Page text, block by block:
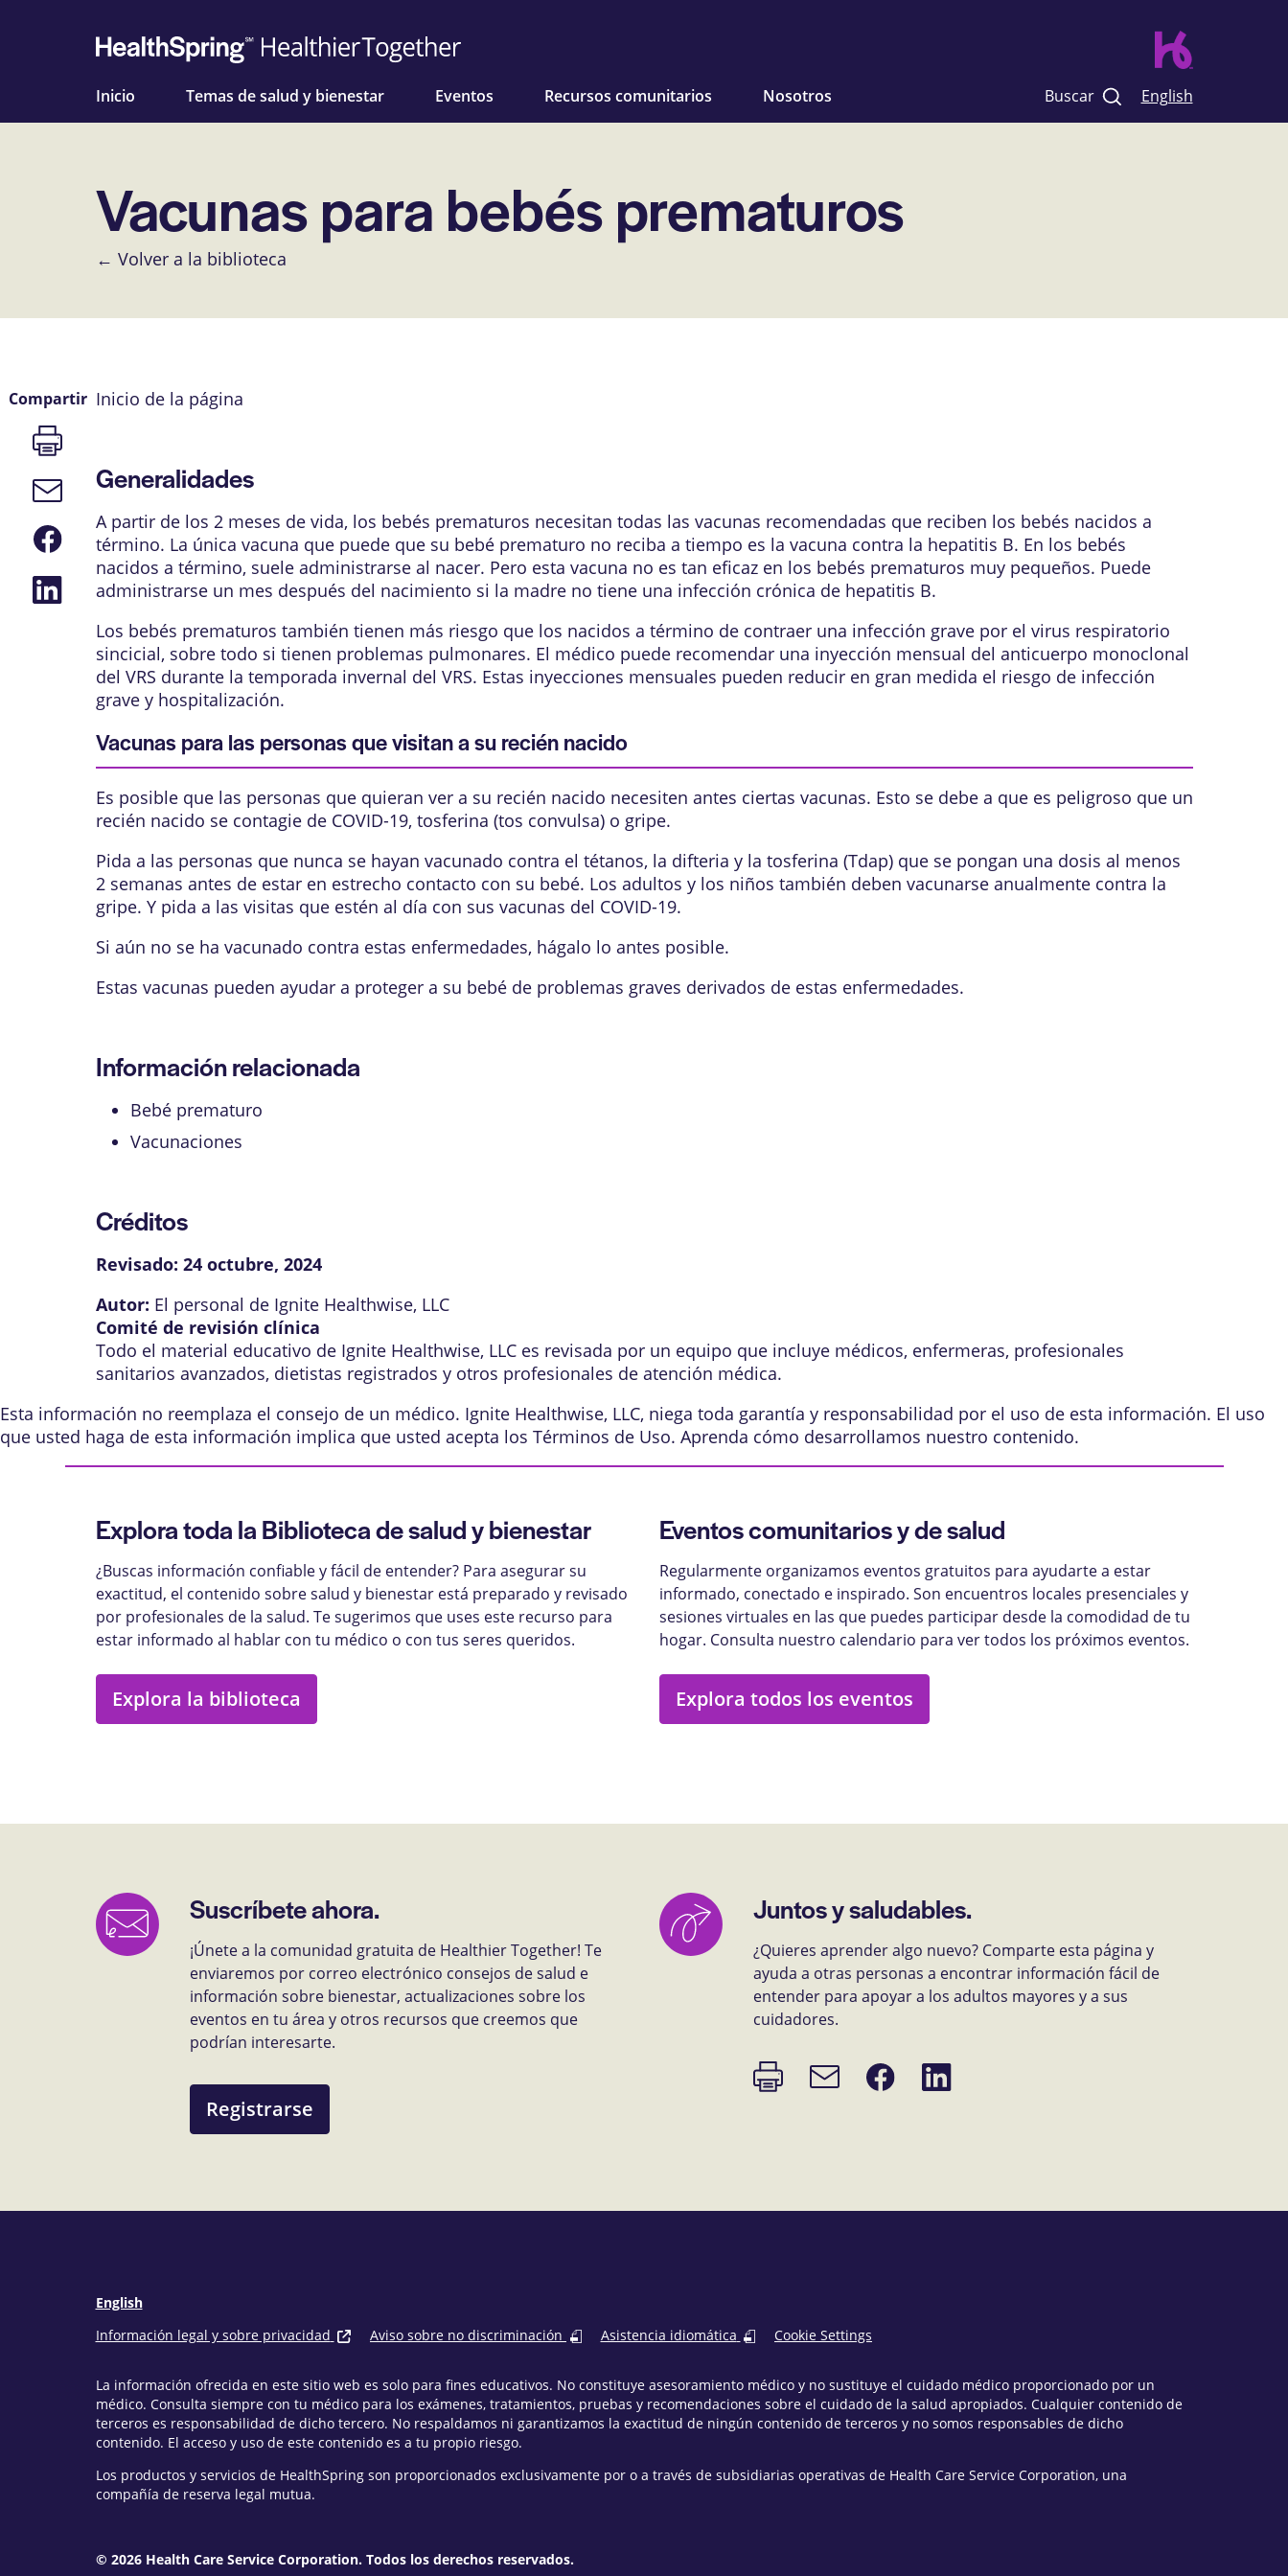
Inicio Temas de salud y bienestar Eventos Recursos comunitarios Nosotros Buscar English
Vacunas para bebés prematuros
← Volver a la biblioteca
Inicio de la página
Generalidades
A partir de los 2 meses de vida, los bebés prematuros necesitan todas las vacunas recomendadas que reciben los bebés nacidos a
término. La única vacuna que puede que su bebé prematuro no reciba a tiempo es la vacuna contra la hepatitis B. En los bebés
nacidos a término, suele administrarse al nacer. Pero esta vacuna no es tan eficaz en los bebés prematuros muy pequeños. Puede
administrarse un mes después del nacimiento si la madre no tiene una infección crónica de hepatitis B.
Los bebés prematuros también tienen más riesgo que los nacidos a término de contraer una infección grave por el virus respiratorio
sincicial, sobre todo si tienen problemas pulmonares. El médico puede recomendar una inyección mensual del anticuerpo monoclonal
del VRS durante la temporada invernal del VRS. Estas inyecciones mensuales pueden reducir en gran medida el riesgo de infección
grave y hospitalización.
Vacunas para las personas que visitan a su recién nacido
Es posible que las personas que quieran ver a su recién nacido necesiten antes ciertas vacunas. Esto se debe a que es peligroso que un
recién nacido se contagie de COVID-19, tosferina (tos convulsa) o gripe.
Pida a las personas que nunca se hayan vacunado contra el tétanos, la difteria y la tosferina (Tdap) que se pongan una dosis al menos
2 semanas antes de estar en estrecho contacto con su bebé. Los adultos y los niños también deben vacunarse anualmente contra la
gripe. Y pida a las visitas que estén al día con sus vacunas del COVID-19.
Si aún no se ha vacunado contra estas enfermedades, hágalo lo antes posible.
Estas vacunas pueden ayudar a proteger a su bebé de problemas graves derivados de estas enfermedades.
Información relacionada
Bebé prematuro
Vacunaciones
Créditos
Revisado: 24 octubre, 2024
Autor: El personal de Ignite Healthwise, LLC
Comité de revisión clínica
Todo el material educativo de Ignite Healthwise, LLC es revisada por un equipo que incluye médicos, enfermeras, profesionales
sanitarios avanzados, dietistas registrados y otros profesionales de atención médica.
Esta información no reemplaza el consejo de un médico. Ignite Healthwise, LLC, niega toda garantía y responsabilidad por el uso de esta información. El uso
que usted haga de esta información implica que usted acepta los Términos de Uso. Aprenda cómo desarrollamos nuestro contenido.
Explora toda la Biblioteca de salud y bienestar
¿Buscas información confiable y fácil de entender? Para asegurar su
exactitud, el contenido sobre salud y bienestar está preparado y revisado
por profesionales de la salud. Te sugerimos que uses este recurso para
estar informado al hablar con tu médico o con tus seres queridos.
Explora la biblioteca
Eventos comunitarios y de salud
Regularmente organizamos eventos gratuitos para ayudarte a estar
informado, conectado e inspirado. Son encuentros locales presenciales y
sesiones virtuales en las que puedes participar desde la comodidad de tu
hogar. Consulta nuestro calendario para ver todos los próximos eventos.
Explora todos los eventos
Compartir
Imprimir
página
Enlace
de
correo
electrónico
Compartir
en
Facebook
Compartir
en
Suscríbete ahora.
¡Únete a la comunidad gratuita de Healthier Together! Te
enviaremos por correo electrónico consejos de salud e
información sobre bienestar, actualizaciones sobre los
eventos en tu área y otros recursos que creemos que
podrían interesarte.
Registrarse
Juntos y saludables.
¿Quieres aprender algo nuevo? Comparte esta página y
ayuda a otras personas a encontrar información fácil de
entender para apoyar a los adultos mayores y a sus
cuidadores.
Imprimir
página
Enlace
de
Compartir
en
Compartir
en
English
Información legal y sobre privacidad
Aviso sobre no discriminación Asistencia idiomática Cookie Settings
La información ofrecida en este sitio web es solo para fines educativos. No constituye asesoramiento médico y no sustituye el cuidado médico proporcionado por un
médico. Consulta siempre con tu médico para los exámenes, tratamientos, pruebas y recomendaciones sobre el cuidado de la salud apropiados. Cualquier contenido de
terceros es responsabilidad de dicho tercero. No respaldamos ni garantizamos la exactitud de ningún contenido de terceros y no somos responsables de dicho
contenido. El acceso y uso de este contenido es a tu propio riesgo.
Los productos y servicios de HealthSpring son proporcionados exclusivamente por o a través de subsidiarias operativas de Health Care Service Corporation, una
compañía de reserva legal mutua.
© 2026 Health Care Service Corporation. Todos los derechos reservados.